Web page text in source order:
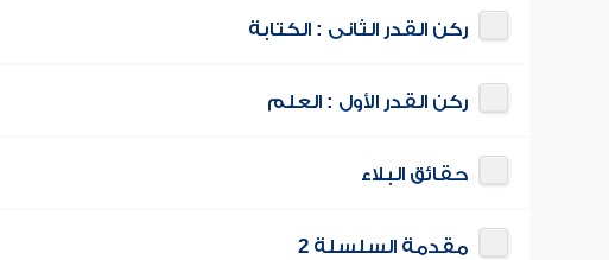
ركن القدر الثانى : الكتابة
ركن القدر الأول : العلم
حقائق البلاء
مقدمة السلسلة 2